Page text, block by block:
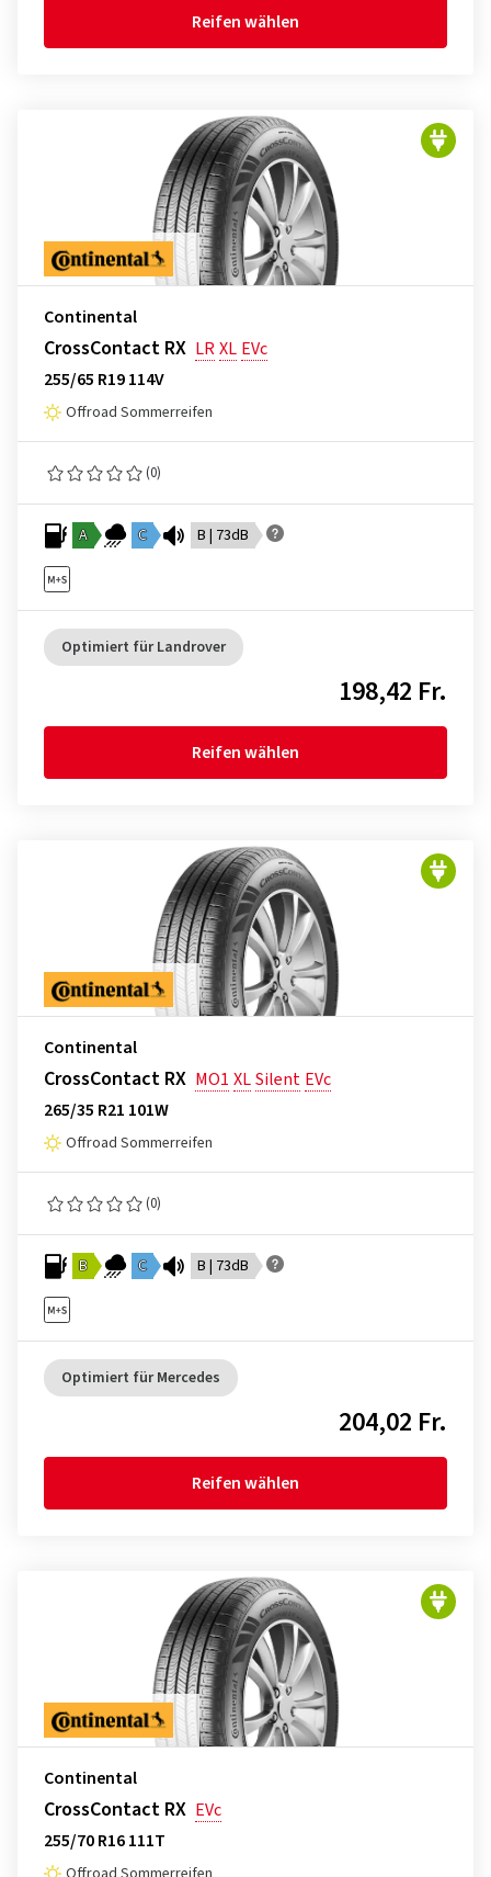
Reifen wählen
Continental
CrossContact RX LRXL EVc
255/65 R19 114V
Offroad Sommerreifen
(0)
A C B | 73dB
Optimiert für Landrover
198,42 Fr.
Reifen wählen
Continental
CrossContact RX MO1 XLSilent EVc
265/35 R21 101W
Offroad Sommerreifen
(0)
B C B | 73dB
Optimiert für Mercedes
204,02 Fr.
Reifen wählen
Continental
CrossContact RX EVc
255/70 R16 111T